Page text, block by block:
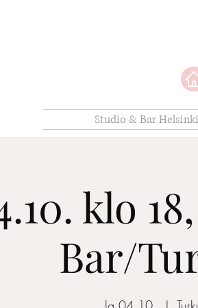
Studio & Bar Helsinki
klo
Bar/